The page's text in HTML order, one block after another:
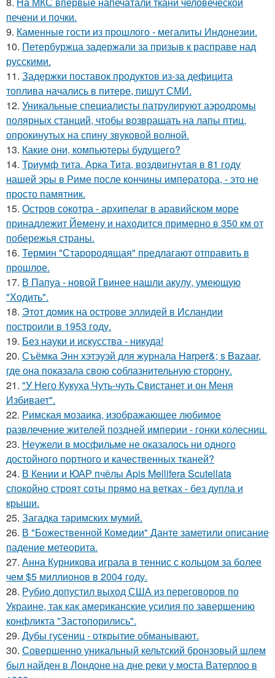
печени и почки.
9. Каменные гости из прошлого - мегалиты Индонезии.
10. Петербуржца задержали за призыв к расправе над
русскими.
11. Задержки поставок продуктов из-за дефицита
топлива начались в питере, пишут СМИ.
12. Уникальные специалисты патрулируют аэродромы
полярных станций, чтобы возвращать на лапы птиц,
опрокинутых на спину звуковой волной.
13. Какие они, компьютеры будущего?
14. Триумф тита. Арка Тита, воздвигнутая в 81 году
нашей эры в Риме после кончины императора, - это не
просто памятник.
15. Остров сокотра - архипелаг в аравийском море
принадлежит Йемену и находится примерно в 350 км от
побережья страны.
16. Термин "Старородящая" предлагают отправить в
прошлое.
17. В Папуа - новой Гвинее нашли акулу, умеющую
"Ходить".
18. Этот домик на острове эллидей в Исландии
построили в 1953 году.
19. Без науки и искусства - никуда!
20. Съёмка Энн хэтэуэй для журнала Harper&; s Bazaar,
где она показала свою соблазнительную сторону.
21. "У Него Кукуха Чуть-чуть Свистанет и он Меня
Избивает".
22. Римская мозаика, изображающее любимое
развлечение жителей поздней империи - гонки колесниц.
23. Неужели в мосфильме не оказалось ни одного
достойного портного и качественных тканей?
24. В Кении и ЮАР пчёлы Apis Mellifera Scutellata
спокойно строят соты прямо на ветках - без дупла и
крыши.
25. Загадка таримских мумий.
26. В "Божественной Комедии" Данте заметили описание
падение метеорита.
27. Анна Курникова играла в теннис с кольцом за более
чем $5 миллионов в 2004 году.
28. Рубио допустил выход США из переговоров по
Украине, так как американские усилия по завершению
конфликта "Застопорились".
29. Дубы гусениц - открытие обманывают.
30. Совершенно уникальный кельтский бронзовый шлем
был найден в Лондоне на дне реки у моста Ватерлоо в